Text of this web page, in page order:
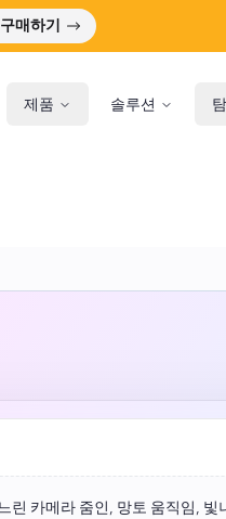
매하기
제품 솔루션
린 카메라 줌인, 망토 움직임, 빛